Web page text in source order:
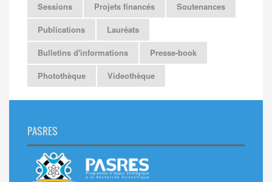
Sessions
Projets financés
Soutenances
Publications
Lauréats
Bulletins d'informations
Presse-book
Photothèque
Videothèque
PASRES